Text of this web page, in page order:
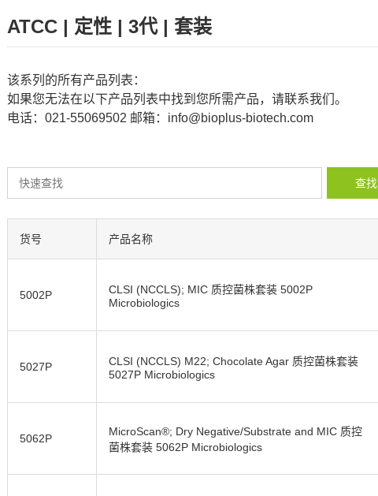
ATCC | 定性 | 3代 | 套装
该系列的所有产品列表：
如果您无法在以下产品列表中找到您所需产品，请联系我们。
电话：021-55069502 邮箱：info@bioplus-biotech.com
查找
货号 产品名称
5002P
CLSI (NCCLS); MIC 质控菌株套装 5002P
Microbiologics
5027P
CLSI (NCCLS) M22; Chocolate Agar 质控菌株套装
5027P Microbiologics
5062P
MicroScan®; Dry Negative/Substrate and MIC 质控
菌株套装 5062P Microbiologics